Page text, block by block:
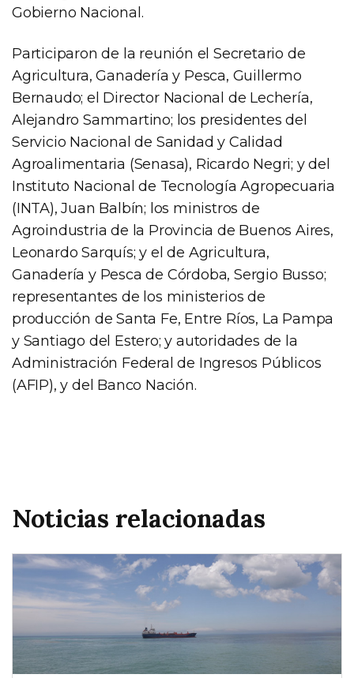
Gobierno Nacional.
Participaron de la reunión el Secretario de
Agricultura, Ganadería y Pesca, Guillermo
Bernaudo; el Director Nacional de Lechería,
Alejandro Sammartino; los presidentes del
Servicio Nacional de Sanidad y Calidad
Agroalimentaria (Senasa), Ricardo Negri; y del
Instituto Nacional de Tecnología Agropecuaria
(INTA), Juan Balbín; los ministros de
Agroindustria de la Provincia de Buenos Aires,
Leonardo Sarquís; y el de Agricultura,
Ganadería y Pesca de Córdoba, Sergio Busso;
representantes de los ministerios de
producción de Santa Fe, Entre Ríos, La Pampa
y Santiago del Estero; y autoridades de la
Administración Federal de Ingresos Públicos
(AFIP), y del Banco Nación.
Noticias relacionadas